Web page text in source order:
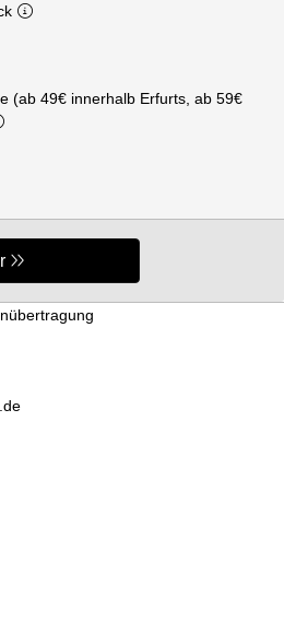
(ab 49€ innerhalb Erfurts, ab 59€